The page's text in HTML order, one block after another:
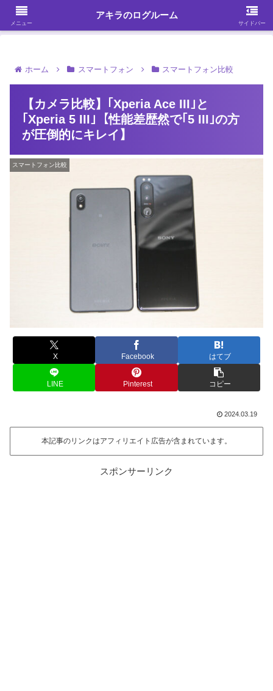
ガジェット・スマホ・パソコンを中心に何かを発見する
ホーム スマートフォン スマートフォン比較
【カメラ比較】｢Xperia Ace III｣と
｢Xperia 5 III｣【性能差歴然で｢5 III｣の方
が圧倒的にキレイ】
スマートフォン比較
X Facebook はてブ
LINE Pinterest コピー
2024.03.19
本記事のリンクはアフィリエイト広告が含まれています。
スポンサーリンク
メニュー
アキラのログルーム
サイドバー